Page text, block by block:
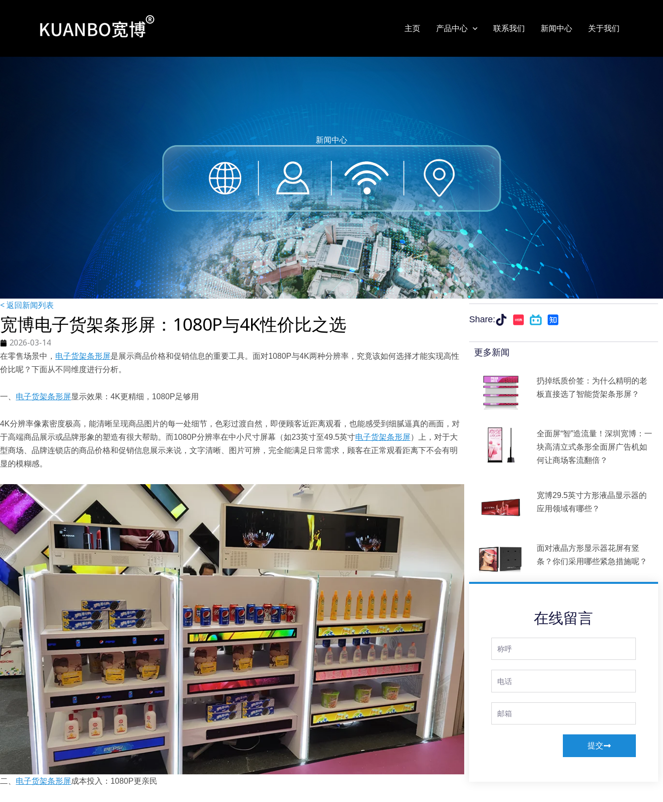
主页 产品中心 联系我们 新闻中心 关于我们
新闻中心
< 返回新闻列表
宽博电子货架条形屏：1080P与4K性价比之选
2026-03-14
在零售场景中， 电子货架条形屏是展示商品价格和促销信息的重要工具。面对1080P与4K两种分辨率，究竟该如何选择才能实现高性
价比呢？下面从不同维度进行分析。
一、 电子货架条形屏显示效果：4K更精细，1080P足够用
4K分辨率像素密度极高，能清晰呈现商品图片的每一处细节，色彩过渡自然，即便顾客近距离观看，也能感受到细腻逼真的画面，对
于高端商品展示或品牌形象的塑造有很大帮助。而1080P分辨率在中小尺寸屏幕（如23英寸至49.5英寸电子货架条形屏）上，对于大
型商场、品牌连锁店的商品价格和促销信息展示来说，文字清晰、图片可辨，完全能满足日常需求，顾客在正常观看距离下不会有明
显的模糊感。
二、 电子货架条形屏成本投入：1080P更亲民
Share:
更多新闻
扔掉纸质价签：为什么精明的老
板直接选了智能货架条形屏？
全面屏“智”造流量！深圳宽博：一
块高清立式条形全面屏广告机如
何让商场客流翻倍？
宽博29.5英寸方形液晶显示器的
应用领域有哪些？
面对液晶方形显示器花屏有竖
条？你们采用哪些紧急措施呢？
在线留言
Full
Name
Phone
Email
提交